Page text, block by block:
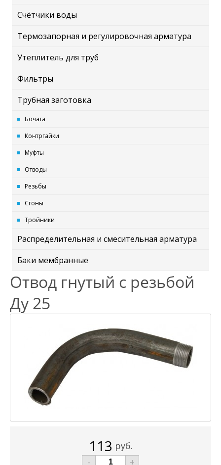
Счётчики воды
Термозапорная и регулировочная арматура
Утеплитель для труб
Фильтры
Трубная заготовка
Бочата
Контргайки
Муфты
Отводы
Резьбы
Сгоны
Тройники
Распределительная и смесительная арматура
Баки мембранные
Отвод гнутый с резьбой
Ду 25
113 руб.
-
+